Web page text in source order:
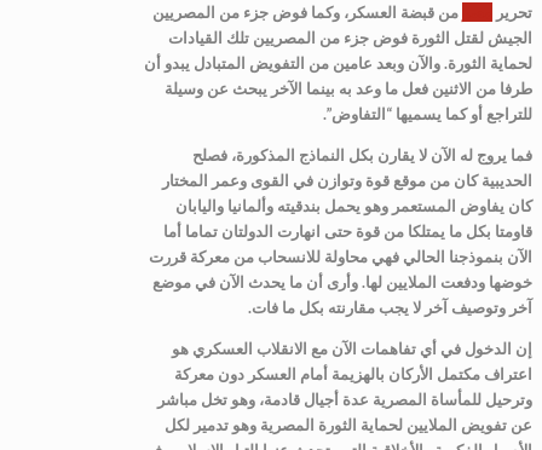
تحرير
من قبضة العسكر، وكما فوض جزء من المصريين
الجيش لقتل الثورة فوض جزء من المصريين تلك القيادات
لحماية الثورة. والآن وبعد عامين من التفويض المتبادل يبدو أن
طرفا من الاثنين فعل ما وعد به بينما الآخر يبحث عن وسيلة
للتراجع أو كما يسميها “التفاوض”.
فما يروج له الآن لا يقارن بكل النماذج المذكورة، فصلح
الحديبية كان من موقع قوة وتوازن في القوى وعمر المختار
كان يفاوض المستعمر وهو يحمل بندقيته وألمانيا واليابان
قاومتا بكل ما يمتلكا من قوة حتى انهارت الدولتان تماما أما
الآن بنموذجنا الحالي فهي محاولة للانسحاب من معركة قررت
خوضها ودفعت الملايين لها. وأرى أن ما يحدث الآن في موضع
آخر وتوصيف آخر لا يجب مقارنته بكل ما فات.
إن الدخول في أي تفاهمات الآن مع الانقلاب العسكري هو
اعتراف مكتمل الأركان بالهزيمة أمام العسكر دون معركة
وترحيل للمأساة المصرية عدة أجيال قادمة، وهو تخل مباشر
عن تفويض الملايين لحماية الثورة المصرية وهو تدمير لكل